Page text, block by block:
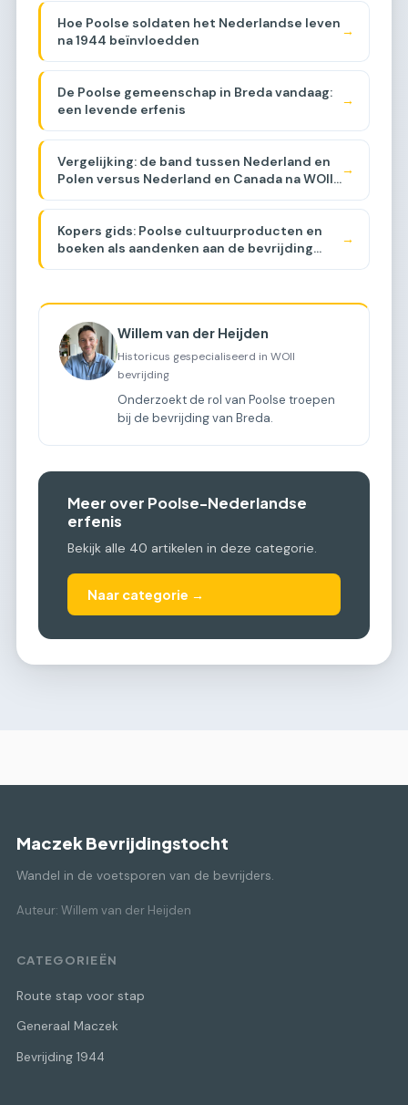
Hoe Poolse soldaten het Nederlandse leven
na 1944 beïnvloedden
→
De Poolse gemeenschap in Breda vandaag:
een levende erfenis
→
Vergelijking: de band tussen Nederland en
Polen versus Nederland en Canada na WOII
→
Kopers gids: Poolse cultuurproducten en
boeken als aandenken aan de bevrijding
→
Willem van der Heijden
Historicus gespecialiseerd in WOII
bevrijding
Onderzoekt de rol van Poolse troepen
bij de bevrijding van Breda.
Meer over Poolse-Nederlandse
erfenis
Bekijk alle 40 artikelen in deze categorie.
Naar categorie →
Maczek Bevrijdingstocht
Wandel in de voetsporen van de bevrijders.
Auteur: Willem van der Heijden
CATEGORIEËN
Route stap voor stap
Generaal Maczek
Bevrijding 1944